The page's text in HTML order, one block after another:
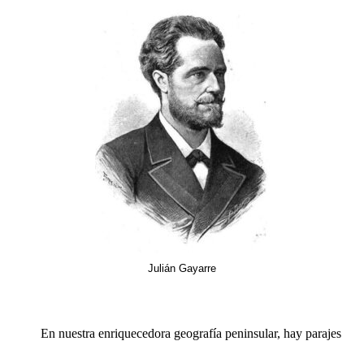
Julián Gayarre
En nuestra enriquecedora geografía peninsular, hay parajes